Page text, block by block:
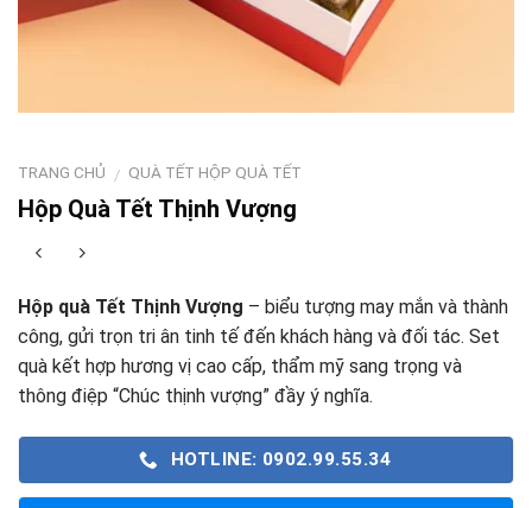
TRANG CHỦ / QUÀ TẾT HỘP QUÀ TẾT
Hộp Quà Tết Thịnh Vượng
Hộp quà Tết Thịnh Vượng – biểu tượng may mắn và thành
công, gửi trọn tri ân tinh tế đến khách hàng và đối tác. Set
quà kết hợp hương vị cao cấp, thẩm mỹ sang trọng và
thông điệp “Chúc thịnh vượng” đầy ý nghĩa.
HOTLINE: 0902.99.55.34